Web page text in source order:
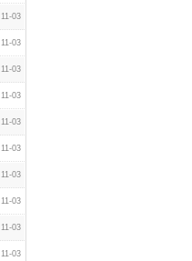
11-03
11-03
11-03
11-03
11-03
11-03
11-03
11-03
11-03
11-03